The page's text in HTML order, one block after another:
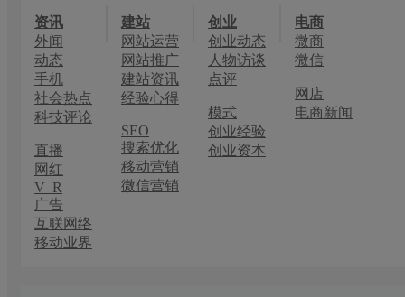
资讯
外闻
动态
手机
社会热点
科技评论
直播
网红
V R
广告
互联网络
移动业界
建站
网站运营
网站推广
建站资讯
经验心得
SEO
搜索优化
移动营销
微信营销
创业
创业动态
人物访谈
点评
模式
创业经验
创业资本
电商
微商
微信
网店
电商新闻